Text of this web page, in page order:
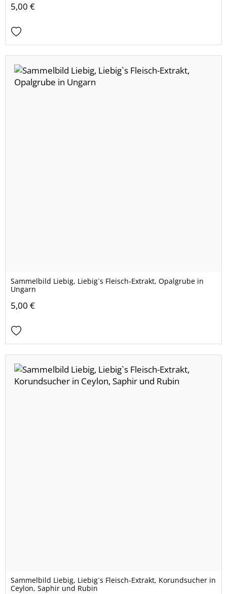
5,00 €
Sammelbild Liebig, Liebig`s Fleisch-Extrakt, Opalgrube in
Ungarn
5,00 €
Sammelbild Liebig, Liebig`s Fleisch-Extrakt, Korundsucher in
Ceylon, Saphir und Rubin